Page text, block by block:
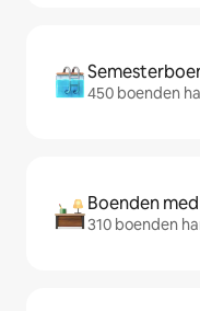
450 boenden
Boenden
310 boenden